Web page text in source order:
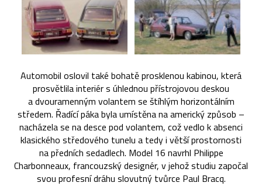
Automobil oslovil také bohatě prosklenou kabinou, která
prosvětlila interiér s úhlednou přístrojovou deskou
a dvouramenným volantem se štíhlým horizontálním
středem. Řadící páka byla umístěna na americký způsob –
nacházela se na desce pod volantem, což vedlo k absenci
klasického středového tunelu a tedy i větší prostornosti
na předních sedadlech. Model 16 navrhl Philippe
Charbonneaux, francouzský designér, v jehož studiu započal
svou profesní dráhu slovutný tvůrce Paul Bracq.